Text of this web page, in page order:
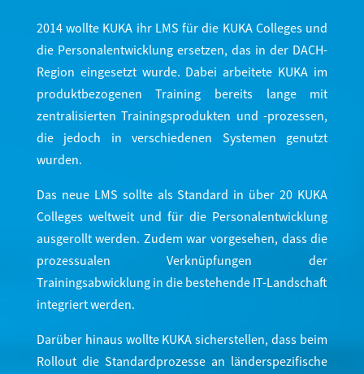
2014 wollte KUKA ihr LMS für die KUKA Colleges und
die Personalentwicklung ersetzen, das in der DACH-
Region eingesetzt wurde. Dabei arbeitete KUKA im
produktbezogenen Training bereits lange mit
zentralisierten Trainingsprodukten und -prozessen,
die jedoch in verschiedenen Systemen genutzt
wurden.
Das neue LMS sollte als Standard in über 20 KUKA
Colleges weltweit und für die Personalentwicklung
ausgerollt werden. Zudem war vorgesehen, dass die
prozessualen Verknüpfungen der
Trainingsabwicklung in die bestehende IT-Landschaft
integriert werden.
Darüber hinaus wollte KUKA sicherstellen, dass beim
Rollout die Standardprozesse an länderspezifische